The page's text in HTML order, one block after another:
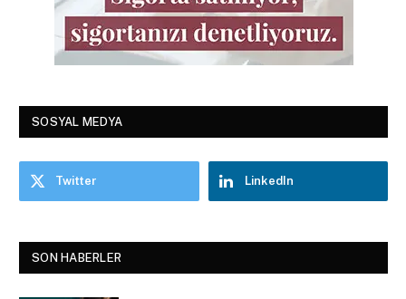
SOSYAL MEDYA
Twitter LinkedIn
SON HABERLER